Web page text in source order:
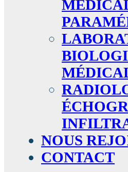
NOUS
CONTACT